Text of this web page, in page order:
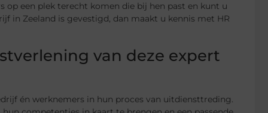
op een plek terecht komen die bij hen past en kunt u
in Zeeland is gevestigd, dan maakt u kennis met HR
van deze expert
én werknemers in hun proces van uitdiensttreding.